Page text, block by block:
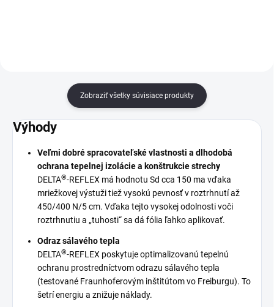
Zobraziť všetky súvisiace produkty
Výhody
Veľmi dobré spracovateľské vlastnosti a dlhodobá
ochrana tepelnej izolácie a konštrukcie strechy
DELTA®-REFLEX má hodnotu Sd cca 150 ma vďaka
mriežkovej výstuži tiež vysokú pevnosť v roztrhnutí až
450/400 N/5 cm. Vďaka tejto vysokej odolnosti voči
roztrhnutiu a „tuhosti“ sa dá fólia ľahko aplikovať.
Odraz sálavého tepla
DELTA®-REFLEX poskytuje optimalizovanú tepelnú
ochranu prostredníctvom odrazu sálavého tepla
(testované Fraunhoferovým inštitútom vo Freiburgu). To
šetrí energiu a znižuje náklady.